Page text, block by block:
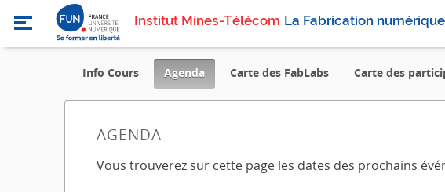
Institut Mines-Télécom La Fabrication
Info Cours Agenda,
current
location
Carte des FabLabs Carte des
AGENDA
Vous trouverez sur cette page les dates des prochains